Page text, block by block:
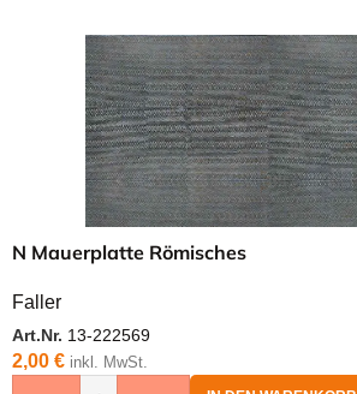
N Mauerplatte Römisches
Faller
Art.Nr. 13-222569
2,00 € inkl. MwSt.